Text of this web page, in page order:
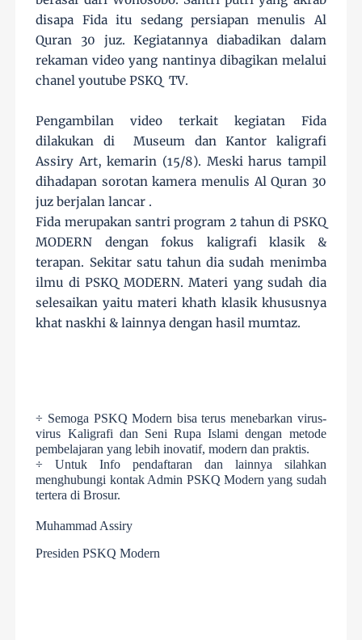
disapa Fida itu sedang persiapan menulis Al
Quran 30 juz. Kegiatannya diabadikan dalam
rekaman video yang nantinya dibagikan melalui
chanel youtube PSKQ TV.
Pengambilan video terkait kegiatan Fida
dilakukan di Museum dan Kantor kaligrafi
Assiry Art, kemarin (15/8). Meski harus tampil
dihadapan sorotan kamera menulis Al Quran 30
juz berjalan lancar .
Fida merupakan santri program 2 tahun di PSKQ
MODERN dengan fokus kaligrafi klasik &
terapan. Sekitar satu tahun dia sudah menimba
ilmu di PSKQ MODERN. Materi yang sudah dia
selesaikan yaitu materi khath klasik khususnya
khat naskhi & lainnya dengan hasil mumtaz.
÷ Semoga PSKQ Modern bisa terus menebarkan virus-
virus Kaligrafi dan Seni Rupa Islami dengan metode
pembelajaran yang lebih inovatif, modern dan praktis.
÷ Untuk Info pendaftaran dan lainnya silahkan
menghubungi kontak Admin PSKQ Modern yang sudah
tertera di Brosur.
Muhammad Assiry
Presiden PSKQ Modern